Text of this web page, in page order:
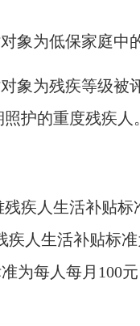
象为低保家庭中
象为残疾等级被
护的重度残疾人
残疾人生活补贴标
疾人生活补贴标
为每人每月 100